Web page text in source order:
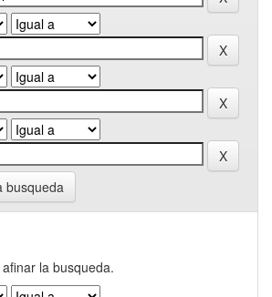
busqueda
la busqueda.